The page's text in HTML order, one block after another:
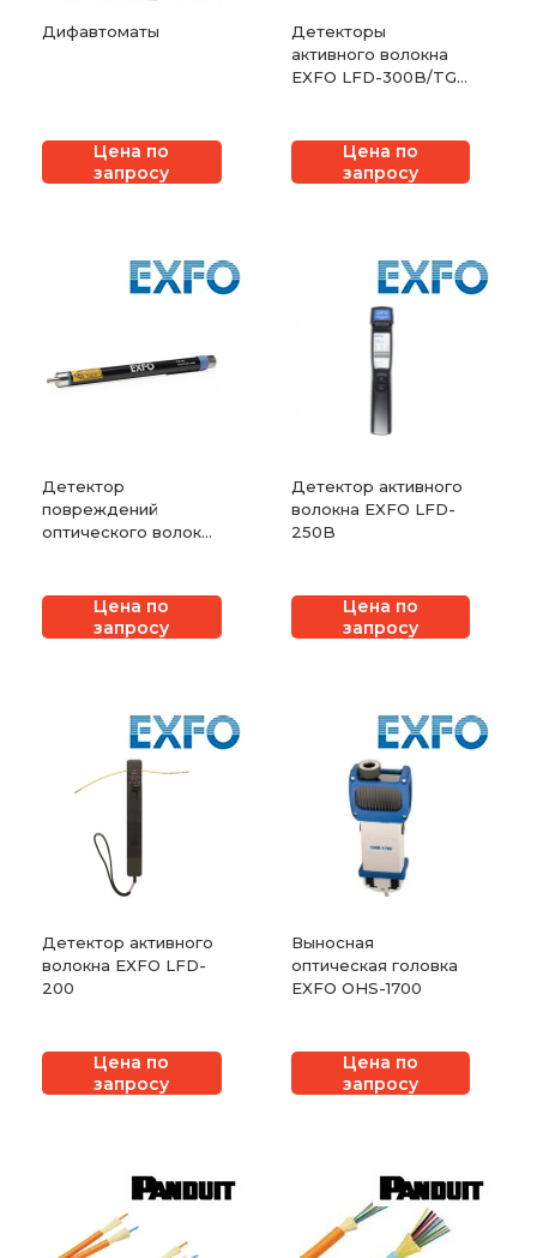
Дифавтоматы
Цена по
запросу
Детекторы
активного волокна
EXFO LFD-300B/TG-
Цена по
запросу
Детектор
повреждений
оптического волокна
Цена по
запросу
Детектор активного
волокна EXFO LFD-
250B
Цена по
запросу
Детектор активного
волокна EXFO LFD-
200
Цена по
запросу
Выносная
оптическая головка
EXFO OHS-1700
Цена по
запросу